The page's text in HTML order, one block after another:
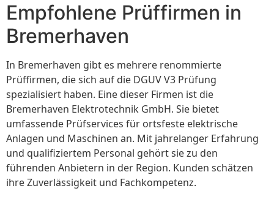
Empfohlene Prüffirmen in
Bremerhaven
In Bremerhaven gibt es mehrere renommierte
Prüffirmen, die sich auf die DGUV V3 Prüfung
spezialisiert haben. Eine dieser Firmen ist die
Bremerhaven Elektrotechnik GmbH. Sie bietet
umfassende Prüfservices für ortsfeste elektrische
Anlagen und Maschinen an. Mit jahrelanger Erfahrung
und qualifiziertem Personal gehört sie zu den
führenden Anbietern in der Region. Kunden schätzen
ihre Zuverlässigkeit und Fachkompetenz.